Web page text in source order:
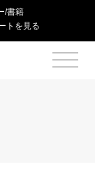
/書籍
トを見る